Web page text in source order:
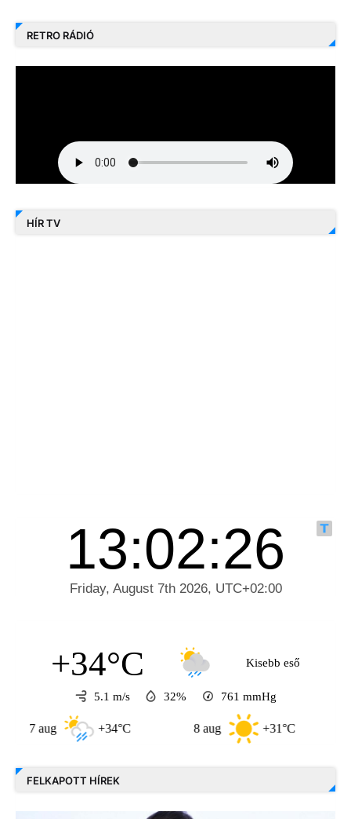
RETRO RÁDIÓ
HÍR TV
+34°C Kisebb eső
5.1 m/s 32% 761 mmHg
+34°C +31°C
FELKAPOTT HÍREK